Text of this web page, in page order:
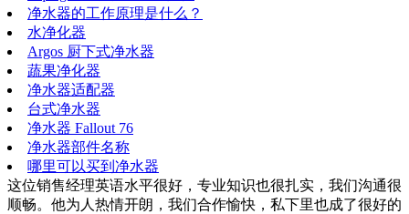
净水器的工作原理是什么？
水净化器
Argos 厨下式净水器
蔬果净化器
净水器适配器
台式净水器
净水器 Fallout 76
净水器部件名称
哪里可以买到净水器
这位销售经理英语水平很好，专业知识也很扎实，我们沟通很
顺畅。他为人热情开朗，我们合作愉快，私下里也成了很好的